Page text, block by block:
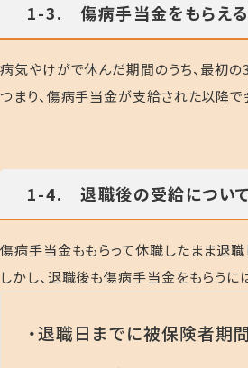
1-3. 傷病手当金をもらえ
病気やけがで休んだ期間のうち、最初
つまり、傷病手当金が支給された以降
1-4. 退職後の受給について
傷病手当金ももらって休職したまま退職
しかし、退職後も傷病手当金をもらうに
・退職日までに被保険者期